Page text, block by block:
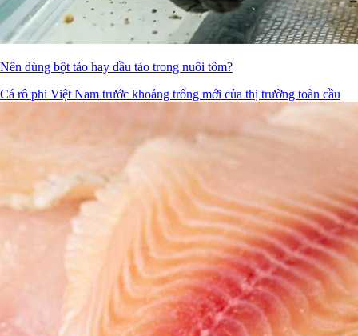
Nên dùng bột tảo hay dầu tảo trong nuôi tôm?
Cá rô phi Việt Nam trước khoảng trống mới của thị trường toàn cầu